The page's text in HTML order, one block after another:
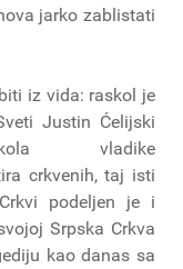
jarko zablistati
iz vida: raskol je
Justin Ćelijski
vladike
crkvenih, taj isti
podeljen je i
Srpska Crkva
kao danas sa